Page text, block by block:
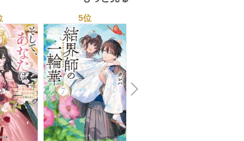
学ぶ★夢のようなエロい
楽園３０ 1巻
5位
N
e
x
t